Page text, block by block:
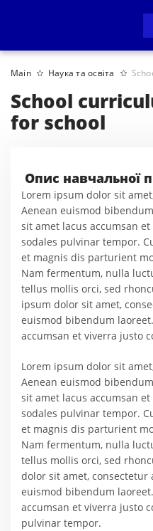
Main Наука та освіта
School
for school
Опис навчальної
Lorem ipsum dolor sit
Aenean euismod
sit amet lacus accumsan
sodales pulvinar tempor.
et magnis dis parturient
Nam fermentum, nulla
tellus mollis orci, sed
ipsum dolor sit amet,
euismod bibendum
accumsan et viverra justo
Lorem ipsum dolor sit
Aenean euismod
sit amet lacus accumsan
sodales pulvinar tempor.
et magnis dis parturient
Nam fermentum, nulla
tellus mollis orci, sed
dolor sit amet, consectetur
euismod bibendum
accumsan et viverra justo
pulvinar tempor.